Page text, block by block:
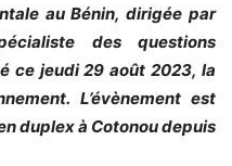
au Bénin, dirigée par
des questions
ce jeudi 29 août 2023, la
L’évènement est
duplex à Cotonou depuis